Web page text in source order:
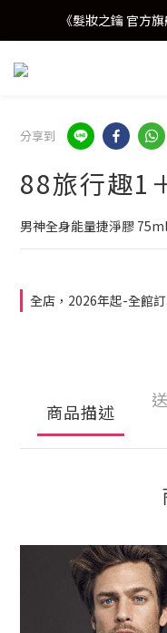
《髮妝之鑰 官方
分享到
88旅行趣1
男神全身能量捷淨膠
全店，2026年起-全館
商品描述